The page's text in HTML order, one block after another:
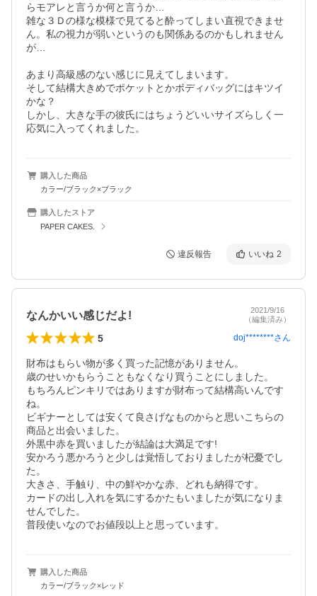
らモアレと言うか何と言うか…
雑な３Ｄの様な模様で見てると酔ってしまい直視できませ
ん。私の視力が弱いというのも関係あるのかもしれません
が…
あまり高級感のない感じに見えてしまいます。
そして結構大きめでポケットとかボディバッグにはキツイ
かな？
しかし、大きな手の彼氏にはちょうどいいサイズらしく一
応気に入ってくれました。
購入した商品
カラー/ブラック×ブラック
購入したストア
PAPER CAKES.
違反報告 いいね 2
なんかいい感じだよ!
2021/9/16
（編集済み）
5 doj********さん
財布はもらい物が多く買った記憶がありません。
歳のせいかもらうこともなくなり買うことにしました。
もちろんピンキリではありますが財布って結構高いんです
ね。
ビギナーとしては安くて良さげなものからと思いこちらの
商品と出会いました。
外黒中赤を買いましたが結論は大満足です!
安かろう悪かろうと少しは覚悟しておりましたが杞憂でし
た。
大きさ、手触り、中の鮮やかな赤、どれも納得です。
カードの出し入れを気にするかたもいましたが気になりま
せんでした。
普段使いなのでお値段以上と思っています。
購入した商品
カラー/ブラック×レッド